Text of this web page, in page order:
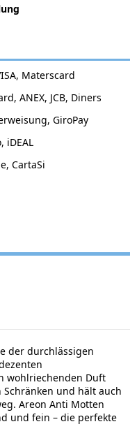
der durchlässigen
wohlriechenden Duft
und hält auch
Areon Anti Motten
und fein – die perfekte